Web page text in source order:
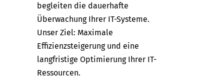
begleiten die dauerhafte
Überwachung Ihrer IT-Systeme.
Unser Ziel: Maximale
Effizienzsteigerung und eine
langfristige Optimierung Ihrer IT-
Ressourcen.